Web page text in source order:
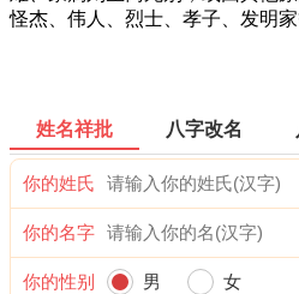
怪杰、伟人、烈士、孝子、发明
姓名祥批 八字改名
你的姓氏
你的名字
你的性别 男 女